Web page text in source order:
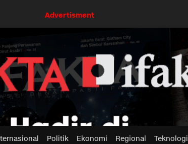
Advertisment
Politik Ekonomi Regional Teknologi